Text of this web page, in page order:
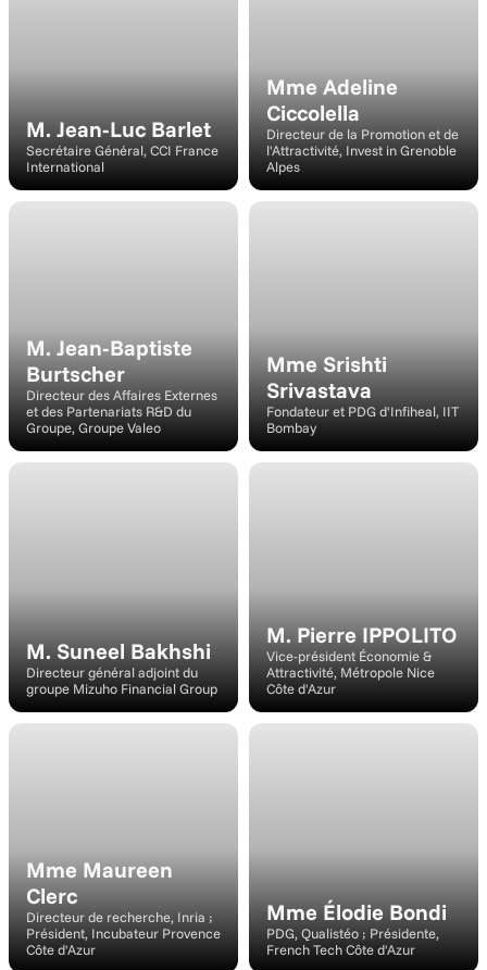
M. Jean-Luc Barlet
Secrétaire Général, CCI France
International
Mme Adeline
Ciccolella
Directeur de la Promotion et de
l'Attractivité, Invest in Grenoble
Alpes
M. Jean-Baptiste
Burtscher
Directeur des Affaires Externes
et des Partenariats R&D du
Groupe, Groupe Valeo
Mme Srishti
Srivastava
Fondateur et PDG d'Infiheal, IIT
Bombay
M. Suneel Bakhshi
Directeur général adjoint du
groupe Mizuho Financial Group
M. Pierre IPPOLITO
Vice-président Économie &
Attractivité, Métropole Nice
Côte d'Azur
Mme Maureen
Clerc
Directeur de recherche, Inria ;
Président, Incubateur Provence
Côte d'Azur
Mme Élodie Bondi
PDG, Qualistéo ; Présidente,
French Tech Côte d'Azur